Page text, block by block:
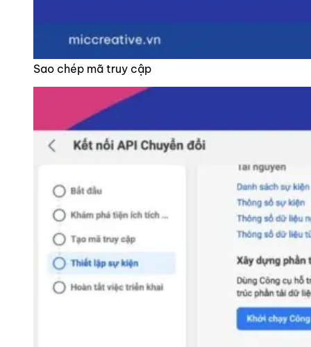
Sao chép mã truy cập